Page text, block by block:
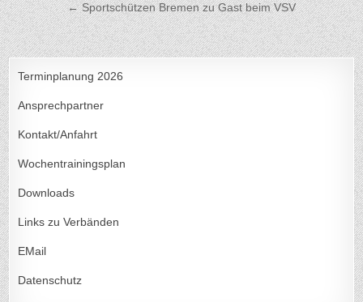
← Sportschützen Bremen zu Gast beim VSV
Terminplanung 2026
Ansprechpartner
Kontakt/Anfahrt
Wochentrainingsplan
Downloads
Links zu Verbänden
EMail
Datenschutz